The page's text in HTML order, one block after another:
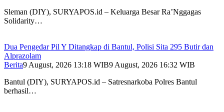
Sleman (DIY), SURYAPOS.id – Keluarga Besar Ra’Nggagas
Solidarity…
Dua Pengedar Pil Y Ditangkap di Bantul, Polisi Sita 295 Butir dan
Alprazolam
Berita9 August, 2026 13:18 WIB9 August, 2026 16:32 WIB
Bantul (DIY), SURYAPOS.id – Satresnarkoba Polres Bantul
berhasil…